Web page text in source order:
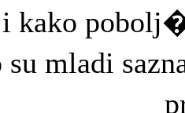
kako
su mladi